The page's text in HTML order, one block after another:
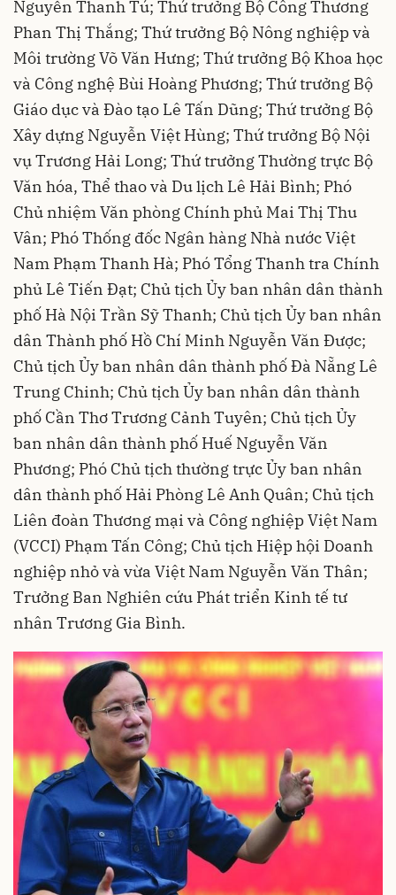
Nguyễn Thanh Tú; Thứ trưởng Bộ Công Thương
Phan Thị Thắng; Thứ trưởng Bộ Nông nghiệp và
Môi trường Võ Văn Hưng; Thứ trưởng Bộ Khoa học
và Công nghệ Bùi Hoàng Phương; Thứ trưởng Bộ
Giáo dục và Đào tạo Lê Tấn Dũng; Thứ trưởng Bộ
Xây dựng Nguyễn Việt Hùng; Thứ trưởng Bộ Nội
vụ Trương Hải Long; Thứ trưởng Thường trực Bộ
Văn hóa, Thể thao và Du lịch Lê Hải Bình; Phó
Chủ nhiệm Văn phòng Chính phủ Mai Thị Thu
Vân; Phó Thống đốc Ngân hàng Nhà nước Việt
Nam Phạm Thanh Hà; Phó Tổng Thanh tra Chính
phủ Lê Tiến Đạt; Chủ tịch Ủy ban nhân dân thành
phố Hà Nội Trần Sỹ Thanh; Chủ tịch Ủy ban nhân
dân Thành phố Hồ Chí Minh Nguyễn Văn Được;
Chủ tịch Ủy ban nhân dân thành phố Đà Nẵng Lê
Trung Chinh; Chủ tịch Ủy ban nhân dân thành
phố Cần Thơ Trương Cảnh Tuyên; Chủ tịch Ủy
ban nhân dân thành phố Huế Nguyễn Văn
Phương; Phó Chủ tịch thường trực Ủy ban nhân
dân thành phố Hải Phòng Lê Anh Quân; Chủ tịch
Liên đoàn Thương mại và Công nghiệp Việt Nam
(VCCI) Phạm Tấn Công; Chủ tịch Hiệp hội Doanh
nghiệp nhỏ và vừa Việt Nam Nguyễn Văn Thân;
Trưởng Ban Nghiên cứu Phát triển Kinh tế tư
nhân Trương Gia Bình.